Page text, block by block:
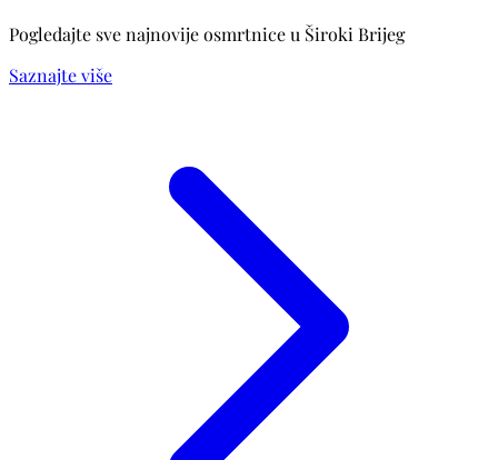
Pogledajte sve najnovije osmrtnice u Široki Brijeg
Saznajte više